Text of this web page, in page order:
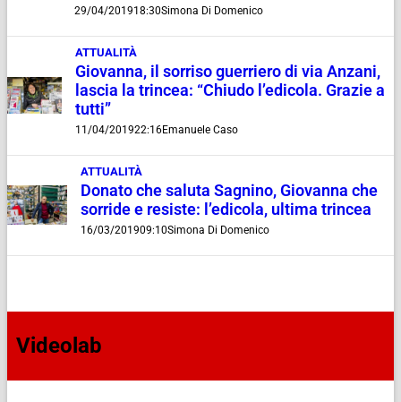
29/04/201918:30Simona Di Domenico
ATTUALITÀ
Giovanna, il sorriso guerriero di via Anzani,
lascia la trincea: “Chiudo l’edicola. Grazie a
tutti”
11/04/201922:16Emanuele Caso
ATTUALITÀ
Donato che saluta Sagnino, Giovanna che
sorride e resiste: l’edicola, ultima trincea
16/03/201909:10Simona Di Domenico
Videolab